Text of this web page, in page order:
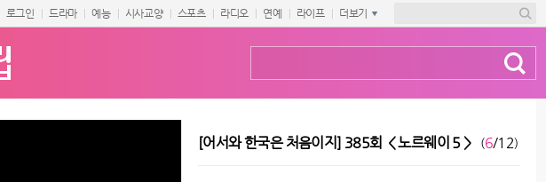
로그인 드라마 예능 시사교양 스포츠 라디오 연예 라이프 더보기
[어서와 한국은 처음이지] 385회 ＜노르웨이 5＞ (6/12)
조선시대 실시간 체험? 순천 낙
러팅~ 풍경도 하트도 다 예쁘